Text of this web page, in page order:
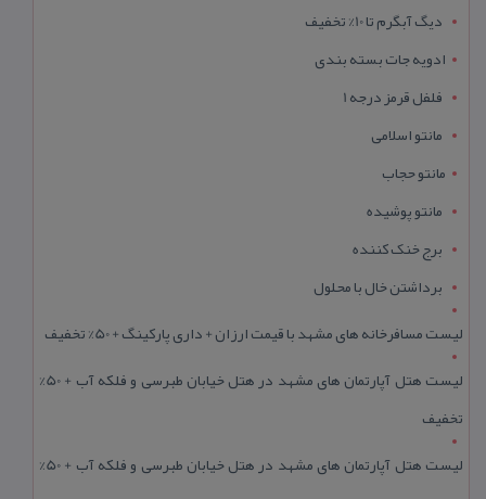
دیگ آبگرم تا 10% تخفیف
ادویه جات بسته بندی
فلفل قرمز درجه 1
مانتو اسلامی
مانتو حجاب
مانتو پوشیده
برج خنک کننده
برداشتن خال با محلول
لیست مسافرخانه های مشهد با قیمت ارزان + داری پارکینگ + 50% تخفیف
لیست هتل آپارتمان های مشهد در هتل خیابان طبرسی و فلکه آب + 50%
تخفیف
لیست هتل آپارتمان های مشهد در هتل خیابان طبرسی و فلکه آب + 50%